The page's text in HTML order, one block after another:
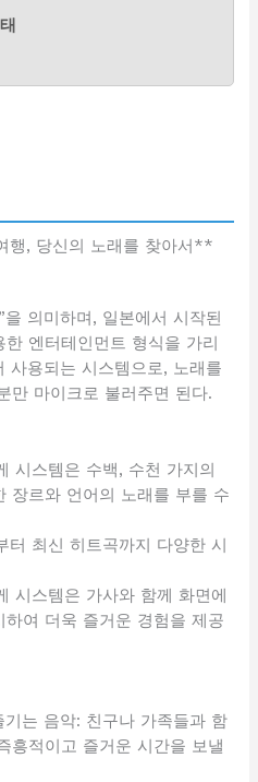
행, 당신의 노래를 찾아서**
의미하며, 일본에서 시작된
엔터테인먼트 형식을 가리
사용되는 시스템으로, 노래를
만 마이크로 불러주면 된다.
시스템은 수백, 수천 가지의
장르와 언어의 노래를 부를 수
터 최신 히트곡까지 다양한 시
시스템은 가사와 함께 화면에
여 더욱 즐거운 경험을 제공
는 음악: 친구나 가족들과 함
흥적이고 즐거운 시간을 보낼